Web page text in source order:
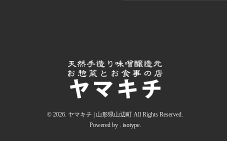
© 2026. ヤマキチ | 山形県山辺町 All Rights Reserved.
Powered by . isotype.